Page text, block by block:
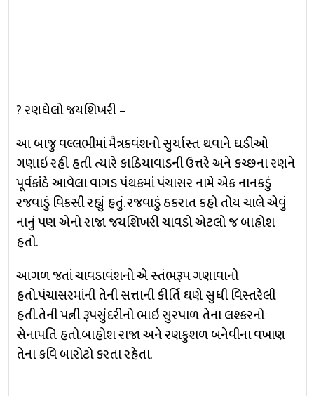
? રણઘેલો જયશિખરી –
આ બાજુ વલ્લભીમાં મૈત્રકવંંશનો સુર્યાસ્ત થવાને ઘડીઓ
ગણાઇ રહી હતી ત્યારે કાઠિયાવાડની ઉત્તરે અને કચ્છના રણને
પૂર્વકાંઠે આવેલા વાગડ પંથકમાં પંચાસર નામે એક નાનકડું
રજવાડું વિકસી રહ્યું હતું. રજવાડું ઠકરાત કહો તોય ચાલે એવું
નાનું પણ એનો રાજા જયશિખરી ચાવડો એટલો જ બાહોશ
હતો.
આગળ જતાં ચાવડાવંશનો એ સ્તંભરૂપ ગણાવાનો
હતો.પંચાસરમાંની તેની સત્તાની કીર્તિ ઘણે સુધી વિસ્તરેલી
હતી.તેની પત્ની રૂપસુંદરીનો ભાઇ સુરપાળ તેના લશ્કરનો
સેનાપતિ હતો.બાહોશ રાજા અને રણકુશળ બનેવીના વખાણ
તેના કવિ બારોટો કરતા રહેતા.